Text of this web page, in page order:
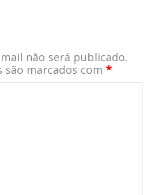
não será publicado.
marcados com *